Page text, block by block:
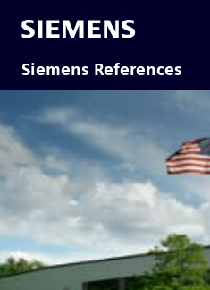
Siemens References